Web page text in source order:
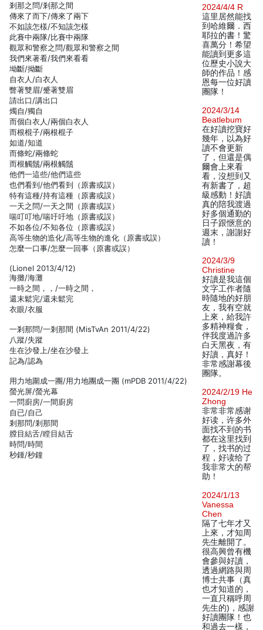
剎那之問/剎那之間
傳來了而下/傳來了兩下
不如該怎樣/不知該怎樣
此賽中兩隊/比賽中兩隊
觀眾和警察之問/觀眾和警察之間
我們來著看/我們來看看
坳斷/拗斷
自衣人/白衣人
瞥著雙眉/蹙著雙眉
請出口/講出口
燭自/獨自
而個白衣人/兩個白衣人
而根棍子/兩根棍子
如道/知道
而條蛇/兩條蛇
而根觸鬚/兩根觸鬚
他們一這些/他們這些
也們看到/他們看到（原書或誤）
特有這種/持有這種（原書或誤）
一天之問/一天之間（原書或誤）
喘叮叮地/喘吁吁地（原書或誤）
不如各位/不知各位（原書或誤）
高等生物的造化/高等生物的進化（原書或誤）
怎麼一口事/怎麼一回事（原書或誤）
(Lionel 2013/4/12)
海攤/海灘
一時之間，，/一時之間，
還末鬆完/還未鬆完
衣眼/衣服
一剎那問/一剎那間 (MisTvAn 2011/4/22)
八蹤/失蹤
生在沙發上/坐在沙發上
記為/認為
用力地圍成一團/用力地團成一團 (mPDB 2011/4/22)
螢光屏/螢光幕
一問廚房/一間廚房
自已/自己
剎那問/剎那間
膛目結舌/瞠目結舌
時問/時間
秒鍾/秒鐘
2024/4/4 R
這里居然能找
到哈維爾．西
耶拉的書！驚
喜萬分！希望
能讀到更多這
位歷史小說大
師的作品！感
恩每一位好讀
團隊！
2024/3/14
Beatlebum
在好讀挖寶好
幾年，以為好
讀不會更新
了，但還是偶
爾會上來看
看，沒想到又
有新書了，超
級感動！好讀
真的陪我渡過
好多個通勤的
日子跟愜意的
週末，謝謝好
讀！
2024/3/9
Christine
好讀是我這個
文字工作者隨
時隨地的好朋
友，我有空就
上來，給我許
多精神糧食，
伴我度過許多
白天黑夜，有
好讀，真好！
非常感謝幕後
團隊。
2024/2/19 He
Zhong
非常非常感谢
好读，许多外
面找不到的书
都在这里找到
了，找书的过
程，好读给了
我非常大的帮
助！
2024/1/13
Vanessa
Chen
隔了七年才又
上來，才知周
先生離開了。
很高興曾有機
會參與好讀，
透過網路與周
博士共事（真
也才知道的，
一直只稱呼周
先生的)，感謝
好讀團隊！也
和過去一樣，